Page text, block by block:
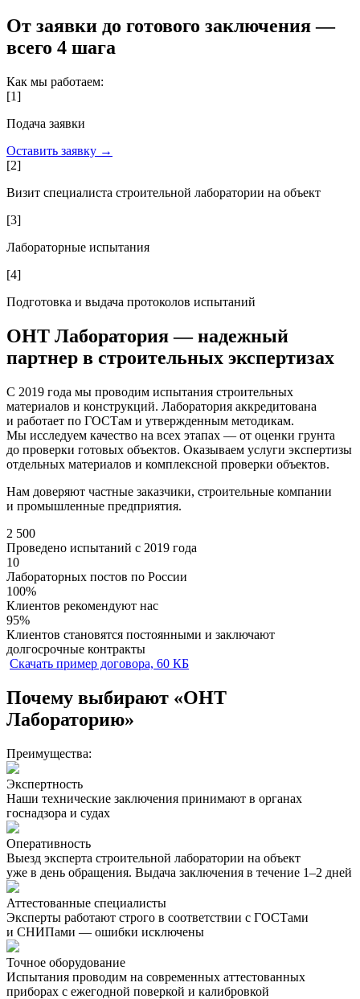
От заявки до готового заключения —
всего 4 шага
Как мы работаем:
[1]
Подача заявки
Оставить заявку →
[2]
Визит специалиста строительной лаборатории на объект
[3]
Лабораторные испытания
[4]
Подготовка и выдача протоколов испытаний
ОНТ Лаборатория — надежный
партнер в строительных экспертизах
С 2019 года мы проводим испытания строительных
материалов и конструкций. Лаборатория аккредитована
и работает по ГОСТам и утвержденным методикам.
Мы исследуем качество на всех этапах — от оценки грунта
до проверки готовых объектов. Оказываем услуги экспертизы
отдельных материалов и комплексной проверки объектов.
Нам доверяют частные заказчики, строительные компании
и промышленные предприятия.
2 500
Проведено испытаний с 2019 года
10
Лабораторных постов по России
100%
Клиентов рекомендуют нас
95%
Клиентов становятся постоянными и заключают
долгосрочные контракты
Скачать пример договора, 60 КБ
Почему выбирают «ОНТ
Лабораторию»
Преимущества:
Экспертность
Наши технические заключения принимают в органах
госнадзора и судах
Оперативность
Выезд эксперта строительной лаборатории на объект
уже в день обращения. Выдача заключения в течение 1–2 дней
Аттестованные специалисты
Эксперты работают строго в соответствии с ГОСТами
и СНИПами — ошибки исключены
Точное оборудование
Испытания проводим на современных аттестованных
приборах с ежегодной поверкой и калибровкой